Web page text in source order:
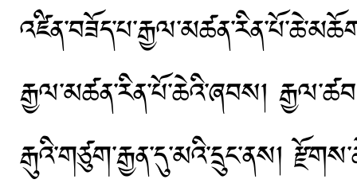
རྒྱལ་མཚན་རིན་པོ་ཆེའི་ཞབས།
རྒུའི་གཙུག་རྒྱན་དུ་མའི་དྲུང་ནས།